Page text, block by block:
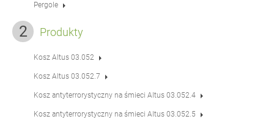
Pergole
Produkty
Kosz Altus 03.052
Kosz Altus 03.052.7
Kosz antyterrorystyczny na śmieci Altus 03.052.4
Kosz antyterrorystyczny na śmieci Altus 03.052.5